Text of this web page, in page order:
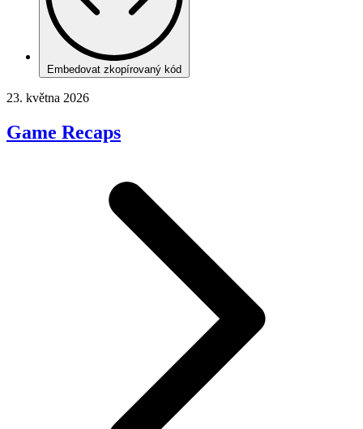
Embedovat zkopírovaný kód
23. května 2026
Game Recaps